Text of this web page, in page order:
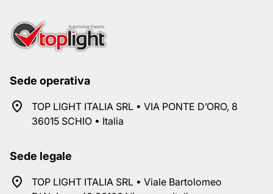
Sede operativa
TOP LIGHT ITALIA SRL • VIA PONTE D’ORO, 8
36015 SCHIO • Italia
Sede legale
TOP LIGHT ITALIA SRL • Viale Bartolomeo